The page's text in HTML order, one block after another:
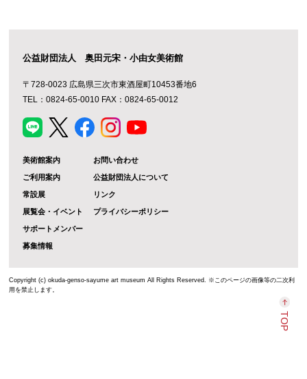
公益財団法人 奥田元宋・小由女美術館
〒728-0023 広島県三次市東酒屋町10453番地6
TEL：0824-65-0010 FAX：0824-65-0012
美術館案内
ご利用案内
常設展
展覧会・イベント
サポートメンバー
募集情報
お問い合わせ
公益財団法人について
リンク
プライバシーポリシー
Copyright (c) okuda-genso-sayume art museum All Rights Reserved. ※このページの画像等の二次利
用を禁止します。